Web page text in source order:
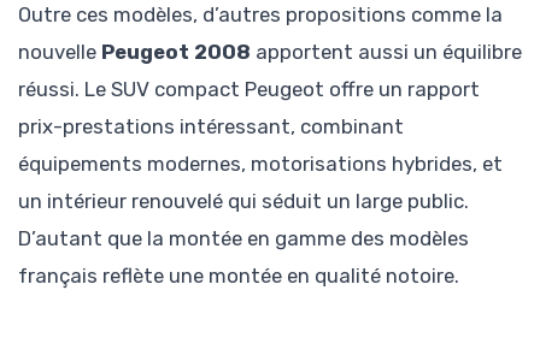
Outre ces modèles, d’autres propositions comme la
nouvelle Peugeot 2008 apportent aussi un équilibre
réussi. Le SUV compact Peugeot offre un rapport
prix-prestations intéressant, combinant
équipements modernes, motorisations hybrides, et
un intérieur renouvelé qui séduit un large public.
D’autant que la montée en gamme des modèles
français reflète une montée en qualité notoire.